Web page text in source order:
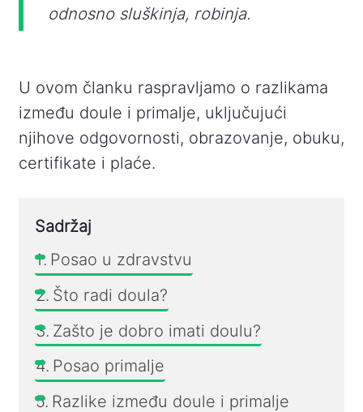
odnosno sluškinja, robinja.
U ovom članku raspravljamo o razlikama
između doule i primalje, uključujući
njihove odgovornosti, obrazovanje, obuku,
certifikate i plaće.
Sadržaj
Posao u zdravstvu
Što radi doula?
Zašto je dobro imati doulu?
Posao primalje
Razlike između doule i primalje